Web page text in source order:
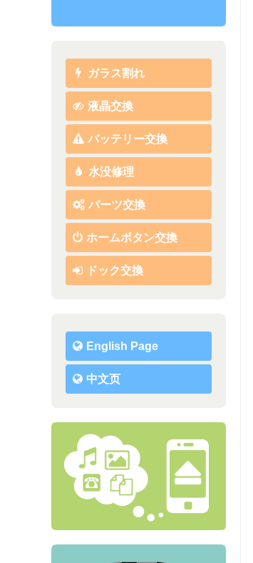
ガラス割れ
液晶交換
バッテリー交換
水没修理
パーツ交換
ホームボタン交換
ドック交換
English Page
中文页